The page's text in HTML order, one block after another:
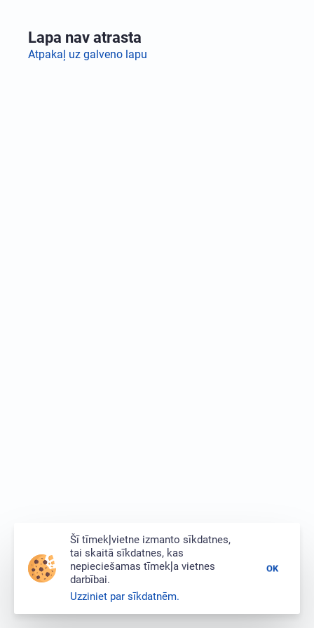
Lapa nav atrasta
Atpakaļ uz galveno lapu
Šī tīmekļvietne izmanto sīkdatnes,
tai skaitā sīkdatnes, kas
nepieciešamas tīmekļa vietnes
darbībai.
Uzziniet par sīkdatnēm.
OK